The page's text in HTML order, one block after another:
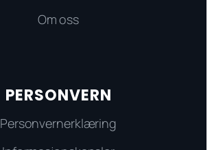
Om oss
PERSONVERN
Personvernerklæring